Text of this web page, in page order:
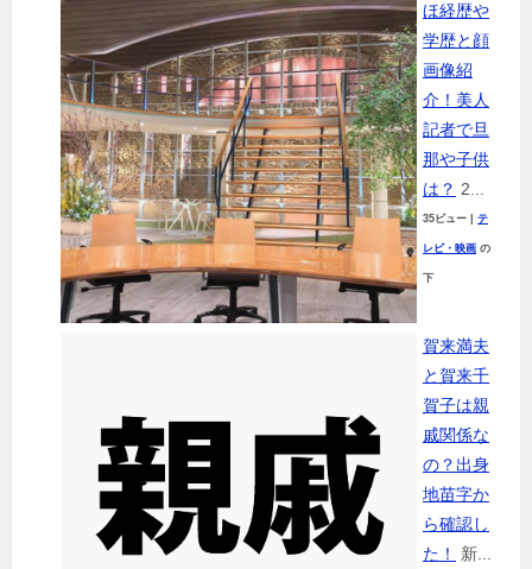
ほ経歴や
学歴と顔
画像紹
介！美人
記者で旦
那や子供
は？ 2...
35ビュー テ
レビ・映画 の
下
賀来満夫
と賀来千
賀子は親
戚関係な
の？出身
地苗字か
ら確認し
た！
新...